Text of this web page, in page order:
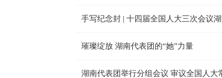
手写纪念封 | 十四届全国人大三次会议
璀璨绽放 湖南代表团的“她”力量
湖南代表团举行分组会议 审议全国人大